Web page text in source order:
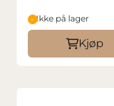
Ikke på lager
Kjøp